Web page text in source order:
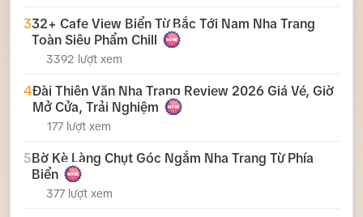
332+ Cafe View Biển Từ Bắc Tới Nam Nha Trang
Toàn Siêu Phẩm Chill
3392 lượt xem
4Đài Thiên Văn Nha Trang Review 2026 Giá Vé, Giờ
Mở Cửa, Trải Nghiệm
177 lượt xem
5Bờ Kè Làng Chụt Góc Ngắm Nha Trang Từ Phía
Biển
377 lượt xem